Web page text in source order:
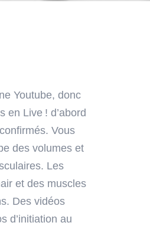
Youtube, donc
en Live ! d’abord
Vous
des volumes et
Les
et des muscles
Des vidéos
d’initiation au